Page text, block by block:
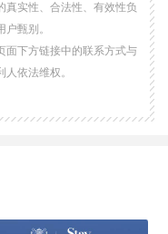
真实性、合法性、有效性负
甄别。
面下方链接中的联系方式与
依法维权。